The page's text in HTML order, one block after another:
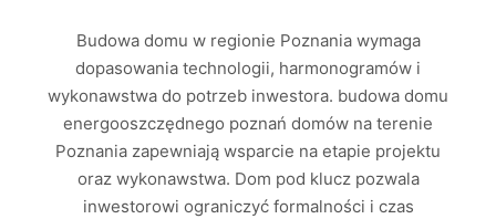
Budowa domu w regionie Poznania wymaga
dopasowania technologii, harmonogramów i
wykonawstwa do potrzeb inwestora. budowa domu
energooszczędnego poznań domów na terenie
Poznania zapewniają wsparcie na etapie projektu
oraz wykonawstwa. Dom pod klucz pozwala
inwestorowi ograniczyć formalności i czas